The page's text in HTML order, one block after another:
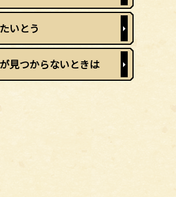
いとう
見つからないときは